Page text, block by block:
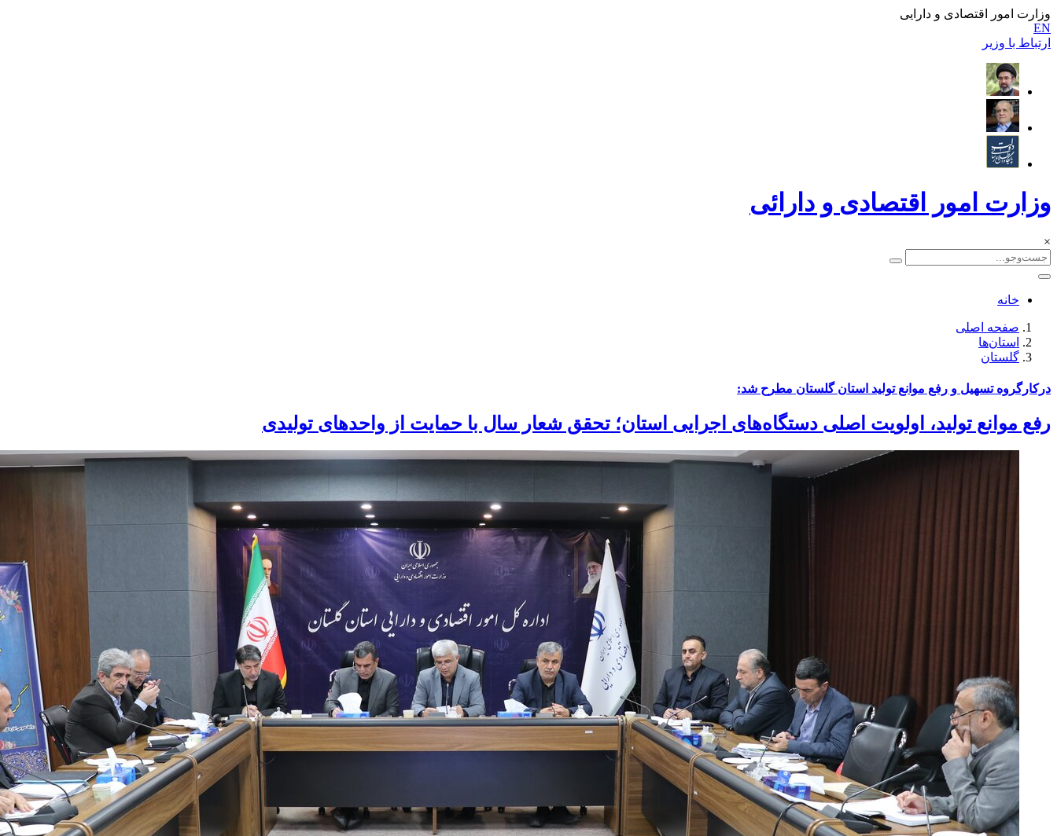
وزارت امور اقتصادی و دارایی
EN
ارتباط با وزیر
وزارت امور اقتصادی و دارائی
×
خانه
صفحه اصلی
استان‌ها
گلستان
درکارگروه تسهیل و رفع موانع تولید استان گلستان مطرح شد:
رفع موانع تولید، اولویت اصلی دستگاه‌های اجرایی استان؛ تحقق شعار سال با حمایت از واحدهای تولیدی